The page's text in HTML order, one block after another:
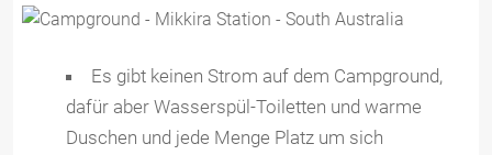
Es gibt keinen Strom auf dem Campground,
dafür aber Wasserspül-Toiletten und warme
Duschen und jede Menge Platz um sich